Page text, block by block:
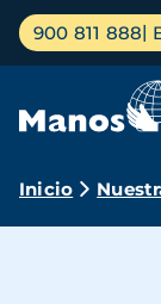
Pasar
contenido
Menú
principal
900 811 888
Ruta
Inicio